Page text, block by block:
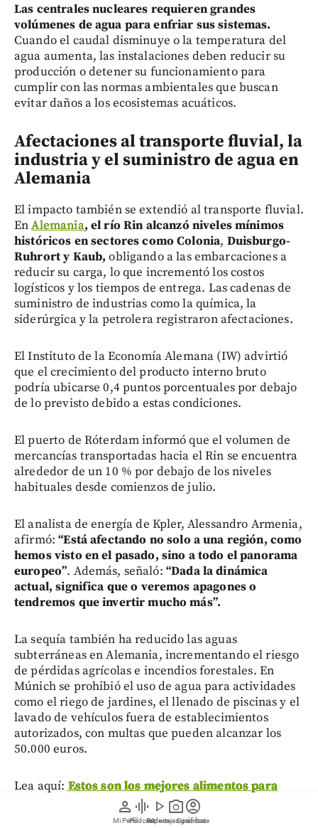
person
Mi Perfil
graphic_eq
Pódcast
play_arrow
Videos
photo_camera
Reportajes gráficos
account_circle
Suscríbete
Las centrales nucleares requieren grandes
volúmenes de agua para enfriar sus sistemas.
Cuando el caudal disminuye o la temperatura del
agua aumenta, las instalaciones deben reducir su
producción o detener su funcionamiento para
cumplir con las normas ambientales que buscan
evitar daños a los ecosistemas acuáticos.
Afectaciones al transporte fluvial, la
industria y el suministro de agua en
Alemania
El impacto también se extendió al transporte fluvial.
EnAlemania, el río Rin alcanzó niveles mínimos
históricos en sectores como Colonia, Duisburgo-
Ruhrort y Kaub, obligando a las embarcaciones a
reducir su carga, lo que incrementó los costos
logísticos y los tiempos de entrega. Las cadenas de
suministro de industrias como la química, la
siderúrgica y la petrolera registraron afectaciones.
El Instituto de la Economía Alemana (IW) advirtió
que el crecimiento del producto interno bruto
podría ubicarse 0,4 puntos porcentuales por debajo
de lo previsto debido a estas condiciones.
El puerto de Róterdam informó que el volumen de
mercancías transportadas hacia el Rin se encuentra
alrededor de un 10 % por debajo de los niveles
habituales desde comienzos de julio.
El analista de energía de Kpler, Alessandro Armenia,
afirmó:“Está afectando no solo a una región, como
hemos visto en el pasado, sino a todo el panorama
europeo”. Además, señaló: “Dada la dinámica
actual, significa que o veremos apagones o
tendremos que invertir mucho más”.
La sequía también ha reducido las aguas
subterráneas en Alemania, incrementando el riesgo
de pérdidas agrícolas e incendios forestales. En
Múnich se prohibió el uso de agua para actividades
como el riego de jardines, el llenado de piscinas y el
lavado de vehículos fuera de establecimientos
autorizados, con multas que pueden alcanzar los
50.000 euros.
Lea aquí: Estos son los mejores alimentos para
mantenerse hidratado durante los días de calor